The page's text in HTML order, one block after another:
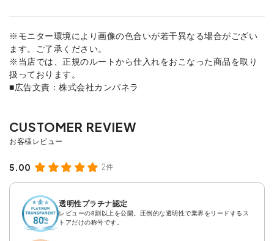
※モニター環境により画像の色合いが若干異なる場合がござい
ます。ご了承ください。
※当店では、正規のルートから仕入れをおこなった商品を取り
扱っております。
■広告文責：株式会社カンパネラ
5.00 2件
透明性プラチナ認定
レビューの8割以上を公開。圧倒的な透明性で業界をリードするス
トアだけの称号です。